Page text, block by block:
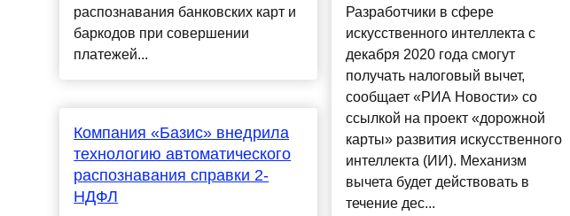
распознавания банковских карт и
баркодов при совершении
платежей...
Компания «Базис» внедрила
технологию автоматического
распознавания справки 2-
НДФЛ
Разработчики в сфере
искусственного интеллекта с
декабря 2020 года смогут
получать налоговый вычет,
сообщает «РИА Новости» со
ссылкой на проект «дорожной
карты» развития искусственного
интеллекта (ИИ). Механизм
вычета будет действовать в
течение дес...